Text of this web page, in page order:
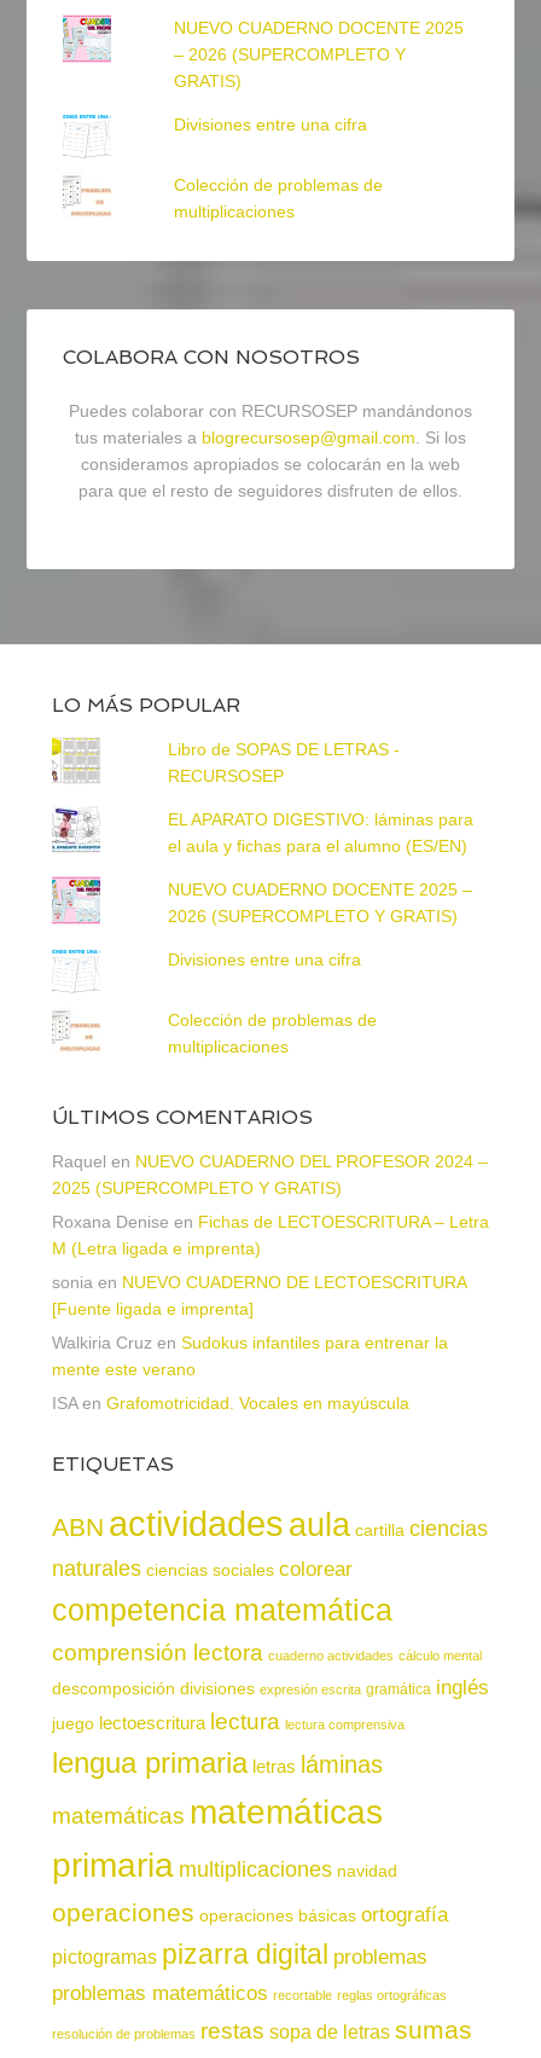
NUEVO CUADERNO DOCENTE 2025
– 2026 (SUPERCOMPLETO Y
GRATIS)
Divisiones entre una cifra
Colección de problemas de
multiplicaciones
COLABORA CON NOSOTROS
Puedes colaborar con RECURSOSEP mandándonos
tus materiales a blogrecursosep@gmail.com . Si los
consideramos apropiados se colocarán en la web
para que el resto de seguidores disfruten de ellos.
LO MÁS POPULAR
Libro de SOPAS DE LETRAS -
RECURSOSEP
EL APARATO DIGESTIVO: láminas para
el aula y fichas para el alumno (ES/EN)
NUEVO CUADERNO DOCENTE 2025 –
2026 (SUPERCOMPLETO Y GRATIS)
Divisiones entre una cifra
Colección de problemas de
multiplicaciones
ÚLTIMOS COMENTARIOS
Raquel en NUEVO CUADERNO DEL PROFESOR 2024 –
2025 (SUPERCOMPLETO Y GRATIS)
Roxana Denise en Fichas de LECTOESCRITURA – Letra
M (Letra ligada e imprenta)
soniaen NUEVO CUADERNO DE LECTOESCRITURA
[Fuente ligada e imprenta]
Walkiria Cruzen Sudokus infantiles para entrenar la
mente este verano
ISAen Grafomotricidad. Vocales en mayúscula
ETIQUETAS
ABN actividadesaula cartilla ciencias
naturales ciencias sociales colorear
competencia matemática
comprensión lectora cuaderno actividades cálculo mental
descomposición divisiones expresión escrita gramática inglés
juego lectoescritura lectura lectura comprensiva
lengua primaria letras láminas
matemáticas matemáticas
primaria multiplicaciones navidad
operaciones operaciones básicas ortografía
pictogramas pizarra digital problemas
problemas matemáticos recortable reglas ortográficas
resolución de problemas restas sopa de letras sumas